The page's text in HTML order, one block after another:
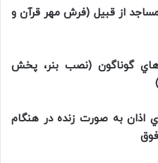
مساجد از قبيل (فرش مهر قرآن و
گوناگون (نصب بنر، پخش
اذان به صورت زنده در هنگام